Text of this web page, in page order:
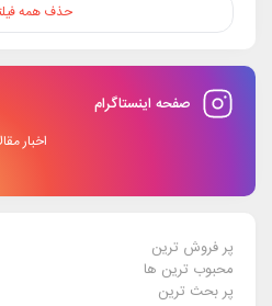
حذف همه
صفحه اینستاگرام
اخبار
پر فروش ترین
محبوب ترین ها
پر بحث ترین